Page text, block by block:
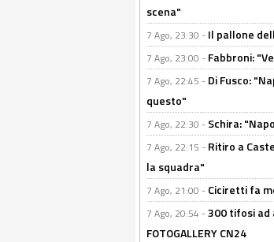
scena"
7 Ago, 23:30 - Il pallone
7 Ago, 23:00 - Fabbroni:
7 Ago, 22:45 - Di Fusco:
questo"
7 Ago, 22:30 - Schira:
7 Ago, 22:15 - Ritiro a
la squadra"
7 Ago, 21:00 - Ciciretti fa
7 Ago, 20:54 -300 tifosi ad
FOTOGALLERY CN24